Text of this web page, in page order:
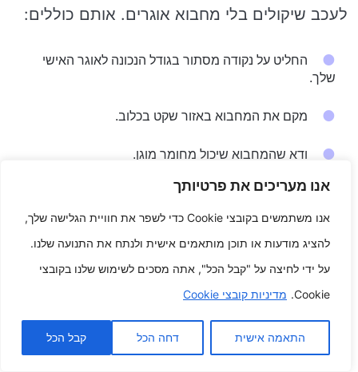
אנו מעריכים את פרטיותך
אנו משתמשים בקובצי Cookie כדי לשפר את חוויית הגלישה שלך,
להציג מודעות או תוכן מותאמים אישית ולנתח את התנועה שלנו.
על ידי לחיצה על "קבל הכל", אתה מסכים לשימוש שלנו בקובצי
Cookie. מדיניות קובצי Cookie
התאמה אישית דחה הכל קבל הכל
לעכב שיקולים בלי מחבוא אוגרים. אותם כוללים:
החליט על נקודה מסתור בגודל הנכונה לאוגר האישי
שלך.
מקם את המחבוא באזור שקט בכלוב.
ודא שהמחבוא שיכול מחומר מוגן.
נקה את המחבוא ברציפות.
דרך סיים העצות האלה, שאתה יכול לסייע לוודא
שלאוגר האישי שלך יכול להיות נקודה מסתור מוגן
ונעים להראות גאווה ממנו.
ש: מהם כמה יתרונות נהדרים של מחבוא אוגר?